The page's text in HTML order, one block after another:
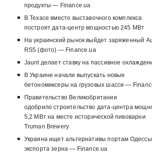
продукты — Finance.ua
В Техасе вместо выставочного комплекса
построят дата-центр мощностью 245 МВт
На украинский рынок выйдет заряженный
RS5 (фото) — Finance.ua
Jaunt делает ставку на пассивное
В Украине начали выпускать новые
бетономиксеры на грузовых шасси —
Правительство Великобритании
одобрило строительство дата-центра
5,2 МВт на месте исторической пивоварни
Truman Brewery
Украина ищет альтернативы портам
экспорта зерна — Finance.ua